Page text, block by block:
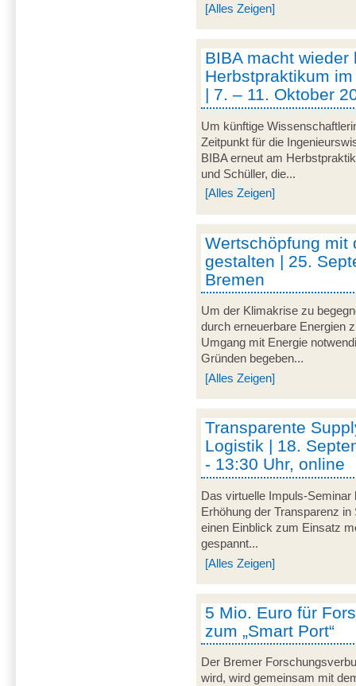
[Alles Zeigen]
BIBA macht wieder
Herbstpraktikum
| 7. – 11. Oktober
Um künftige
Zeitpunkt für die
BIBA erneut am
und Schüller, die...
[Alles Zeigen]
Wertschöpfung mit
gestalten | 25.
Bremen
Um der Klimakrise zu
durch erneuerbare Energien
Umgang mit Energie
Gründen begeben...
[Alles Zeigen]
Transparente
Logistik | 18.
- 13:30 Uhr, online
Das virtuelle Impuls-Seminar
Erhöhung der Transparenz
einen Einblick zum Einsatz
gespannt...
[Alles Zeigen]
5 Mio. Euro für
zum „Smart Port“
Der Bremer
wird, wird gemeinsam mit